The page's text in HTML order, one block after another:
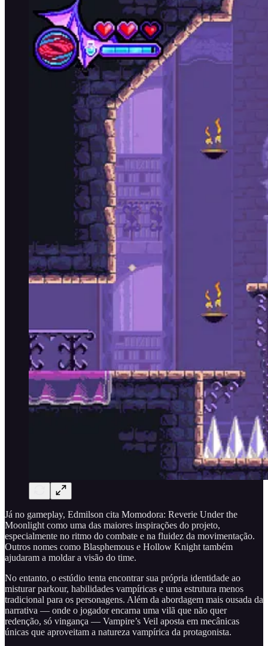
Já no gameplay, Edmilson cita Momodora: Reverie Under the
Moonlight como uma das maiores inspirações do projeto,
especialmente no ritmo do combate e na fluidez da movimentação.
Outros nomes como Blasphemous e Hollow Knight também
ajudaram a moldar a visão do time.
No entanto, o estúdio tenta encontrar sua própria identidade ao
misturar parkour, habilidades vampíricas e uma estrutura menos
tradicional para os personagens. Além da abordagem mais ousada da
narrativa — onde o jogador encarna uma vilã que não quer
redenção, só vingança — Vampire’s Veil aposta em mecânicas
únicas que aproveitam a natureza vampírica da protagonista.